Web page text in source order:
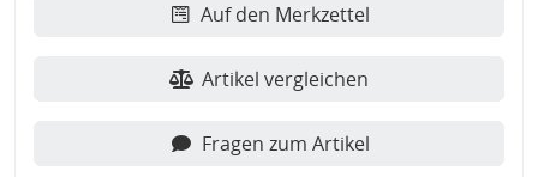
Auf den Merkzettel
Artikel vergleichen
Fragen zum Artikel